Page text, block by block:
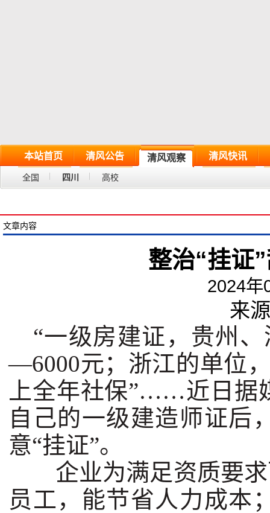
本站首页 清风公告 清风观察 清风快讯
全国 四川 高校
文章内容
整治“挂证
2024
来
“一级房建证，贵州、
—6000元；浙江的单位
上全年社保”……近日据
自己的一级建造师证后
意“挂证”。
企业为满足资质要求
员工，能节省人力成本